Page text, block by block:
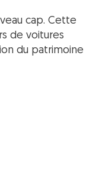
cap. Cette
de voitures
du patrimoine